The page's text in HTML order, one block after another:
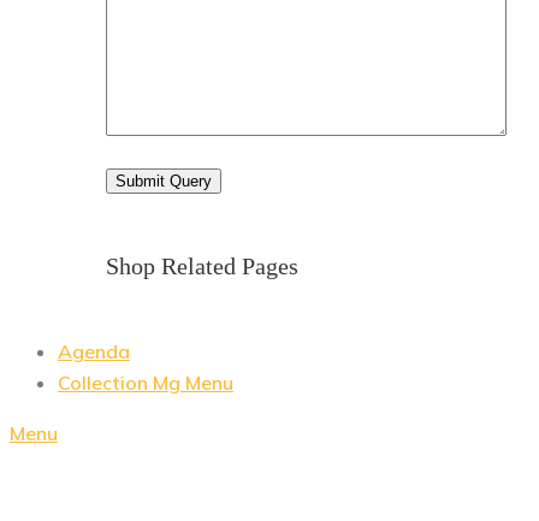
Shop Related Pages
Agenda
Collection Mg Menu
Menu